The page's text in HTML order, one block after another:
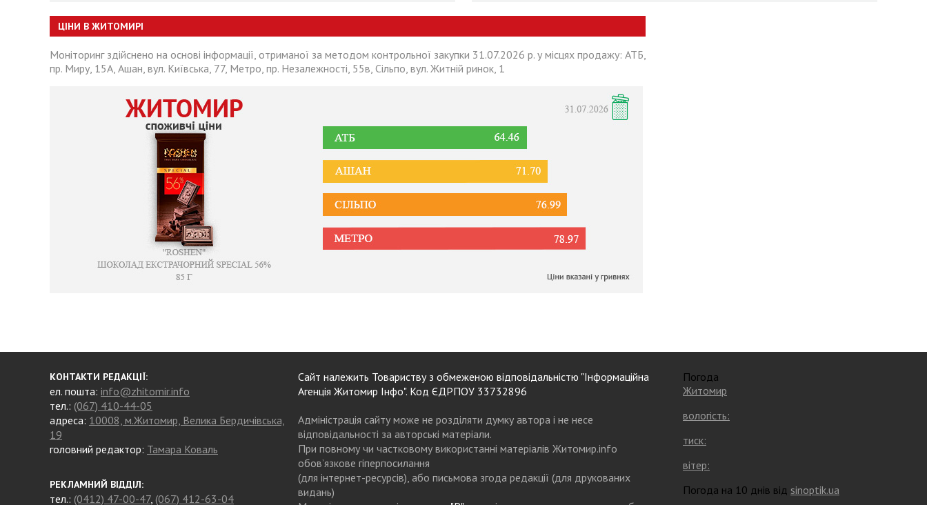
ЦІНИ В ЖИТОМИРІ
Моніторинг здійснено на основі інформації, отриманої за методом контрольної закупки 31.07.2026 р. у місцях продажу: АТБ,
пр. Миру, 15А, Ашан, вул. Київська, 77, Метро, пр. Незалежності, 55в, Сільпо, вул. Житній ринок, 1
КОНТАКТИ РЕДАКЦІЇ:
ел. пошта: info@zhitomir.info
тел.: (067) 410-44-05
адреса: 10008, м.Житомир, Велика Бердичівська,
19
головний редактор: Тамара Коваль
РЕКЛАМНИЙ ВІДДІЛ:
тел.: (0412) 47-00-47, (067) 412-63-04
Сайт належить Товариству з обмеженою відповідальністю "Інформаційна
Агенція Житомир Інфо". Код ЄДРПОУ 33732896
Адміністрація сайту може не розділяти думку автора і не несе
відповідальності за авторські матеріали.
При повному чи частковому використанні матеріалів Житомир.info
обов’язкове гіперпосилання
(для інтернет-ресурсів), або письмова згода редакції (для друкованих
видань)
Погода
Житомир
вологість:
тиск:
вітер:
Погода на 10 днів від sinoptik.ua